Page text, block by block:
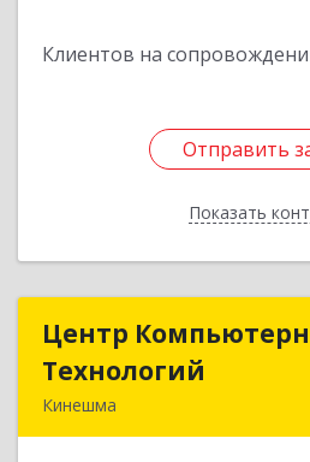
Клиентов на
Отправить
Показать
Отправить
Назад
Центр
Технологий
Кинешма
Центр